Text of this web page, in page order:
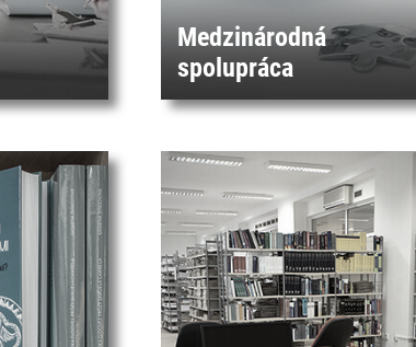
Medzinárodná
spolupráca